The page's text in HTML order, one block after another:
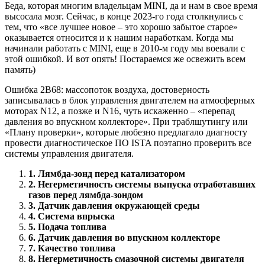
Беда, которая многим владельцам MINI, да и нам в свое время
высосала мозг. Сейчас, в конце 2023-го года столкнулись с
тем, что «все лучшее новое – это хорошо забытое старое»
оказывается относится и к нашим наработкам. Когда мы
начинали работать с MINI, еще в 2010-м году мы воевали с
этой ошибкой. И вот опять! Постараемся же освежить всем
память)
Ошибка 2B68: массопоток воздуха, достоверность
записывалась в блок управления двигателем на атмосферных
моторах N12, а позже и N16, чуть искаженно – «перепад
давления во впускном коллекторе». При траблшутингу или
«Плану проверки», которые любезно предлагало диагносту
провести диагностическое ПО ISTA поэтапно проверить все
системы управления двигателя.
1. Лямбда-зонд перед катализатором
2. Негерметичность системы выпуска отработавших
газов перед лямбда-зондом
3. Датчик давления окружающей среды
4. Система впрыска
5. Подача топлива
6. Датчик давления во впускном коллекторе
7. Качество топлива
8. Негерметичность смазочной системы двигателя